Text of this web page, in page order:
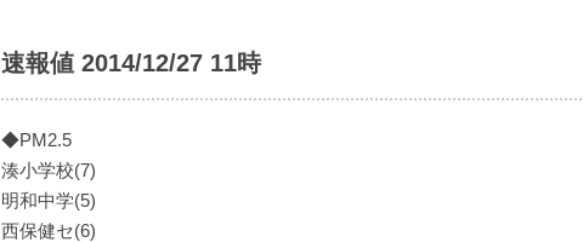
速報値 2014/12/27 11時
◆PM2.5
湊小学校(7)
明和中学(5)
西保健セ(6)